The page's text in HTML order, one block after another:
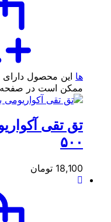
ها این محصول دارای
ممکن است در صفحه
تق تقی
۵۰۰
18,100 تومان